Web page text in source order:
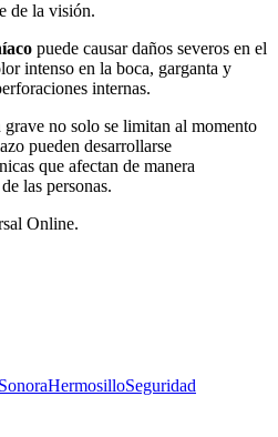
de la visión.
puede causar daños severos en el
intenso en la boca, garganta y
internas.
no solo se limitan al momento
pueden desarrollarse
que afectan de manera
las personas.
Online.
HermosilloSeguridad